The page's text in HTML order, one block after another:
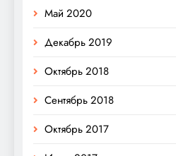
Май 2020
Декабрь 2019
Октябрь 2018
Сентябрь 2018
Октябрь 2017